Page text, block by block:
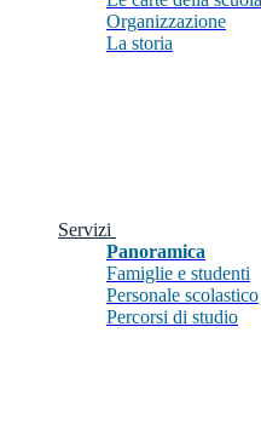
Organizzazione
La storia
Servizi
Panoramica
Famiglie e studenti
Personale scolastico
Percorsi di studio